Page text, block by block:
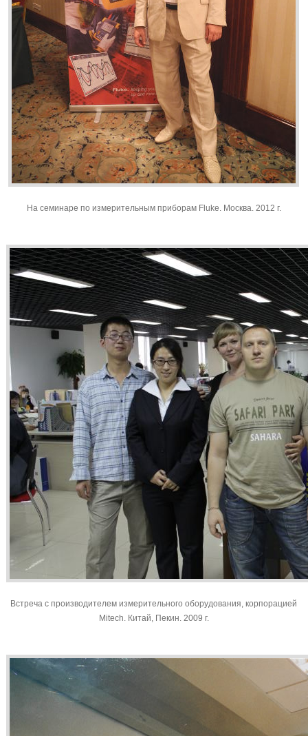
На семинаре по измерительным приборам Fluke. Москва. 2012 г.
Встреча с производителем измерительного оборудования, корпорацией
Mitech. Китай, Пекин. 2009 г.